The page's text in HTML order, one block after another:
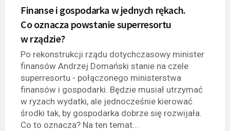
Finanse i gospodarka w jednych rękach.
Co oznacza powstanie superresortu
w rządzie?
Po rekonstrukcji rządu dotychczasowy minister
finansów Andrzej Domański stanie na czele
superresortu - połączonego ministerstwa
finansów i gospodarki. Będzie musiał utrzymać
w ryzach wydatki, ale jednocześnie kierować
środki tak, by gospodarka dobrze się rozwijała.
Co to oznacza? Na ten temat...